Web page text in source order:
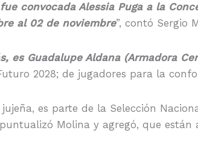
convocada Alessia Puga a la
al 02 de noviembre”, contó Sergio
es Guadalupe Aldana (Armadora
2028; de jugadores para la
es parte de la Selección
Molina y agregó, que